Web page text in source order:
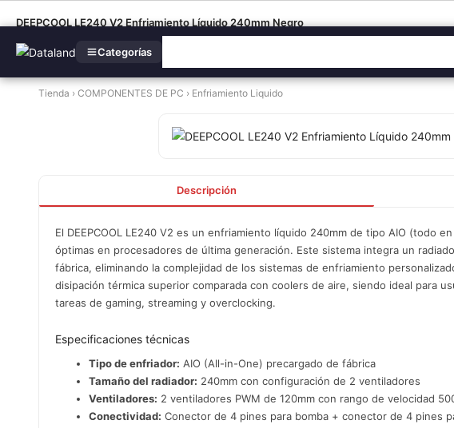
Categorías
DEEPCOOL LE240 V2 Enfriamiento Líquido 240mm Negro
Tienda › COMPONENTES DE PC › Enfriamiento Liquido
Descripción
El DEEPCOOL LE240 V2 es un enfriamiento líquido 240mm de tipo AIO (todo
óptimas en procesadores de última generación. Este sistema integra un
fábrica, eliminando la complejidad de los sistemas de enfriamiento
disipación térmica superior comparada con coolers de aire, siendo ideal para
tareas de gaming, streaming y overclocking.
Especificaciones técnicas
Tipo de enfriador: AIO (All-in-One) precargado de fábrica
Tamaño del radiador: 240mm con configuración de 2 ventiladores
Ventiladores: 2 ventiladores PWM de 120mm con rango de velocidad
Conectividad: Conector de 4 pines para bomba + conector de 4 pines